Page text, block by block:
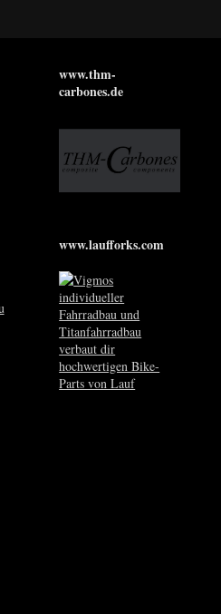
www.thm-
carbones.de
www.laufforks.com